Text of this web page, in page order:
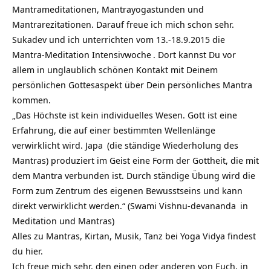
Mantrameditationen, Mantrayogastunden und
Mantrarezitationen. Darauf freue ich mich schon sehr.
Sukadev und ich unterrichten vom 13.-18.9.2015 die
Mantra-Meditation Intensivwoche . Dort kannst Du vor
allem in unglaublich schönen Kontakt mit Deinem
persönlichen Gottesaspekt über Dein persönliches Mantra
kommen.
„Das Höchste ist kein individuelles Wesen. Gott ist eine
Erfahrung, die auf einer bestimmten Wellenlänge
verwirklicht wird. Japa (die ständige Wiederholung des
Mantras) produziert im Geist eine Form der Gottheit, die mit
dem Mantra verbunden ist. Durch ständige Übung wird die
Form zum Zentrum des eigenen Bewusstseins und kann
direkt verwirklicht werden.“ (Swami Vishnu-devananda in
Meditation und Mantras)
Alles zu Mantras, Kirtan, Musik, Tanz bei Yoga Vidya findest
du hier.
Ich freue mich sehr, den einen oder anderen von Euch, in